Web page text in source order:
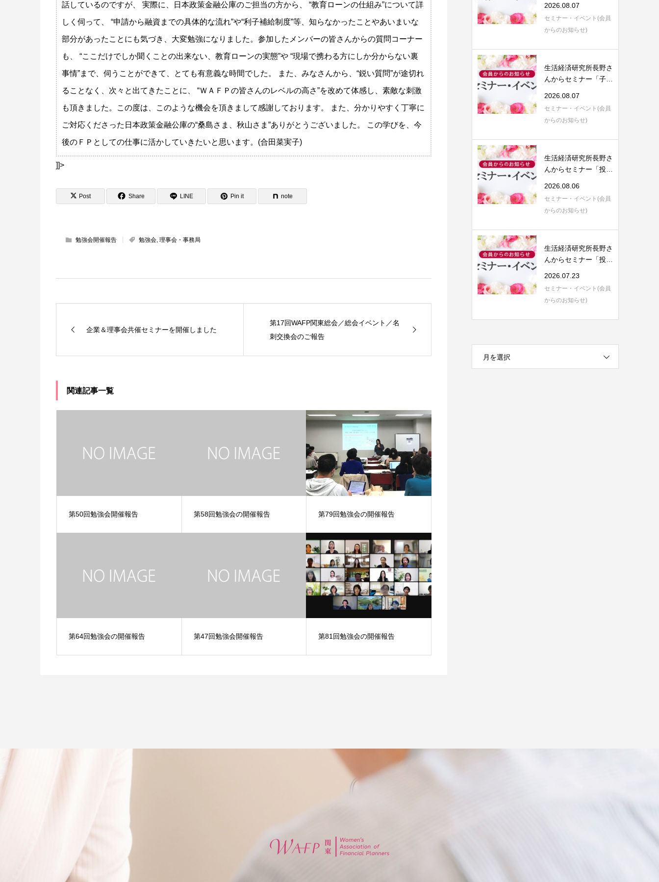
話しているのですが、 実際に、日本政策金融公庫のご担当の方から、 “教育ローンの仕組み”について詳
しく伺って、 “申請から融資までの具体的な流れ”や“利子補給制度”等、知らなかったことやあいまいな
部分があったことにも気づき、大変勉強になりました。参加したメンバーの皆さんからの質問コーナー
も、 “ここだけでしか聞くことの出来ない、教育ローンの実態”や “現場で携わる方にしか分からない裏
事情”まで、伺うことができて、とても有意義な時間でした。 また、みなさんから、“鋭い質問”が途切れ
ることなく、次々と出てきたことに、 “ＷＡＦＰの皆さんのレベルの高さ”を改めて体感し、素敵な刺激
も頂きました。この度は、このような機会を頂きまして感謝しております。 また、分かりやすく丁寧に
ご対応くださった日本政策金融公庫の“桑島さま、秋山さま”ありがとうございました。 この学びを、今
後のＦＰとしての仕事に活かしていきたいと思います。(合田菜実子)
]]>
Post Share LINE Pin it note
勉強会開催報告 勉強会, 理事会・事務局
企業＆理事会共催セミナーを開催しました
第17回WAFP関東総会／総会イベント／名
刺交換会のご報告
関連記事一覧
第50回勉強会開催報告 第58回勉強会の開催報告 第79回勉強会の開催報告
第64回勉強会の開催報告 第47回勉強会開催報告 第81回勉強会の開催報告
2026.08.07
セミナー・イベント(会員
からのお知らせ)
生活経済研究所長野さ
んからセミナー「子育
2026.08.07
セミナー・イベント(会員
からのお知らせ)
生活経済研究所長野さ
んからセミナー「投資
2026.08.06
セミナー・イベント(会員
からのお知らせ)
生活経済研究所長野さ
んからセミナー「投資
2026.07.23
セミナー・イベント(会員
からのお知らせ)
月を選択